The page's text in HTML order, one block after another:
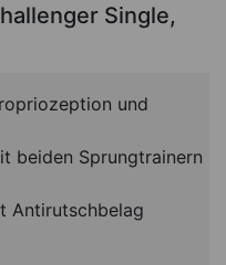
Single,
und
beiden Sprungtrainern
Antirutschbelag